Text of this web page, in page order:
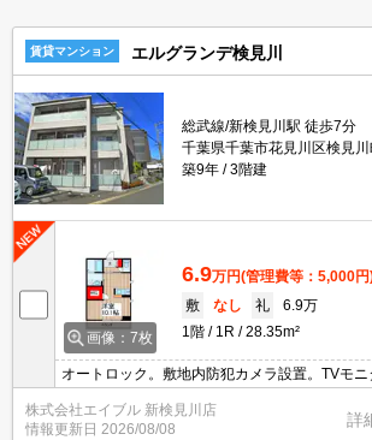
賃貸マンション エルグランデ検見川
総武線/新検見川駅 徒歩7分
千葉県千葉市花見川区検見川
築9年
3階建
画像：7枚
6.9万円(管理費等：5,000円
敷
なし 礼
6.9万
1階
1R 28.35m²
オートロック。敷地内防犯カメラ設置。TVモニ
ター雨戸付き。都市ガス使用。室内洗濯機置場
り。24時間ゴミ出し可。バス・トイレ別。追い
温水洗浄便座付き。
株式会社エイブル 新検見川店
情報更新日 2026/08/08
詳